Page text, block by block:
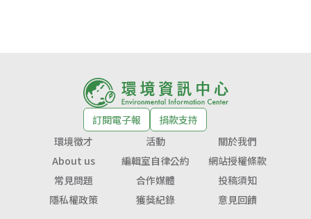
訂閱電子報
捐款支持
環境徵才
活動
關於我們
About us
編輯室自律公約
網站授權條款
常見問題
合作媒體
投稿須知
隱私權政策
獲獎紀錄 意見回饋